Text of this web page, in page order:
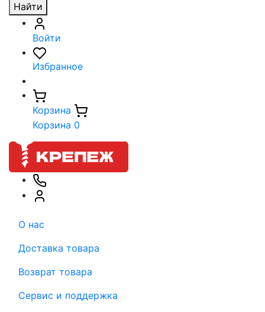
Найти
Войти
Избранное
Корзина
Корзина 0
О нас
Доставка товара
Возврат товара
Сервис и поддержка